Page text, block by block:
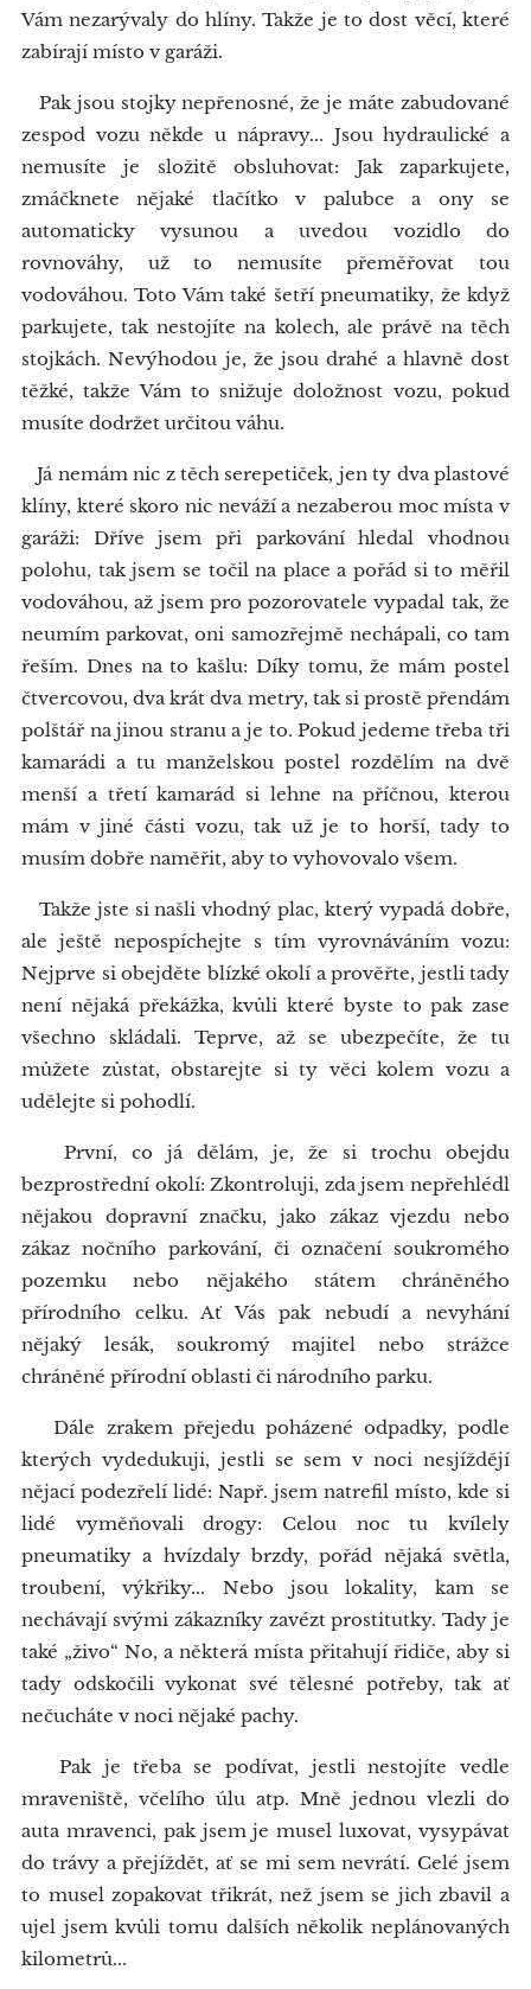
Vám nezarývaly do hlíny. Takže je to dost věcí, které
zabírají místo v garáži.
Pak jsou stojky nepřenosné, že je máte zabudované
zespod vozu někde u nápravy... Jsou hydraulické a
nemusíte je složitě obsluhovat: Jak zaparkujete,
zmáčknete nějaké tlačítko v palubce a ony se
automaticky vysunou a uvedou vozidlo do
rovnováhy, už to nemusíte přeměřovat tou
vodováhou. Toto Vám také šetří pneumatiky, že když
parkujete, tak nestojíte na kolech, ale právě na těch
stojkách. Nevýhodou je, že jsou drahé a hlavně dost
těžké, takže Vám to snižuje doložnost vozu, pokud
musíte dodržet určitou váhu.
Já nemám nic z těch serepetiček, jen ty dva plastové
klíny, které skoro nic neváží a nezaberou moc místa v
garáži: Dříve jsem při parkování hledal vhodnou
polohu, tak jsem se točil na place a pořád si to měřil
vodováhou, až jsem pro pozorovatele vypadal tak, že
neumím parkovat, oni samozřejmě nechápali, co tam
řeším. Dnes na to kašlu: Díky tomu, že mám postel
čtvercovou, dva krát dva metry, tak si prostě přendám
polštář na jinou stranu a je to. Pokud jedeme třeba tři
kamarádi a tu manželskou postel rozdělím na dvě
menší a třetí kamarád si lehne na příčnou, kterou
mám v jiné části vozu, tak už je to horší, tady to
musím dobře naměřit, aby to vyhovovalo všem.
Takže jste si našli vhodný plac, který vypadá dobře,
ale ještě nepospíchejte s tím vyrovnáváním vozu:
Nejprve si obejděte blízké okolí a prověřte, jestli tady
není nějaká překážka, kvůli které byste to pak zase
všechno skládali. Teprve, až se ubezpečíte, že tu
můžete zůstat, obstarejte si ty věci kolem vozu a
udělejte si pohodlí.
První, co já dělám, je, že si trochu obejdu
bezprostřední okolí: Zkontroluji, zda jsem nepřehlédl
nějakou dopravní značku, jako zákaz vjezdu nebo
zákaz nočního parkování, či označení soukromého
pozemku nebo nějakého státem chráněného
přírodního celku. Ať Vás pak nebudí a nevyhání
nějaký lesák, soukromý majitel nebo strážce
chráněné přírodní oblasti či národního parku.
Dále zrakem přejedu poházené odpadky, podle
kterých vydedukuji, jestli se sem v noci nesjíždějí
nějací podezřelí lidé: Např. jsem natrefil místo, kde si
lidé vyměňovali drogy: Celou noc tu kvílely
pneumatiky a hvízdaly brzdy, pořád nějaká světla,
troubení, výkřiky... Nebo jsou lokality, kam se
nechávají svými zákazníky zavézt prostitutky. Tady je
také „živo“ No, a některá místa přitahují řidiče, aby si
tady odskočili vykonat své tělesné potřeby, tak ať
nečucháte v noci nějaké pachy.
Pak je třeba se podívat, jestli nestojíte vedle
mraveniště, včelího úlu atp. Mně jednou vlezli do
auta mravenci, pak jsem je musel luxovat, vysypávat
do trávy a přejíždět, ať se mi sem nevrátí. Celé jsem
to musel zopakovat třikrát, než jsem se jich zbavil a
ujel jsem kvůli tomu dalších několik neplánovaných
kilometrů...